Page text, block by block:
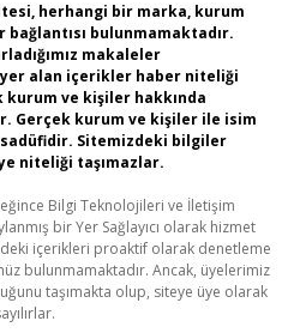
herhangi bir marka, kurum
bulunmamaktadır.
makaleler
yer alan içerikler haber niteliği
kurum ve kişiler hakkında
Gerçek kurum ve kişiler ile isim
Sitemizdeki bilgiler
niteliği taşımazlar.
Bilgi Teknolojileri ve İletişim
bir Yer Sağlayıcı olarak hizmet
içerikleri proaktif olarak denetleme
bulunmamaktadır. Ancak, üyelerimiz
taşımakta olup, siteye üye olarak